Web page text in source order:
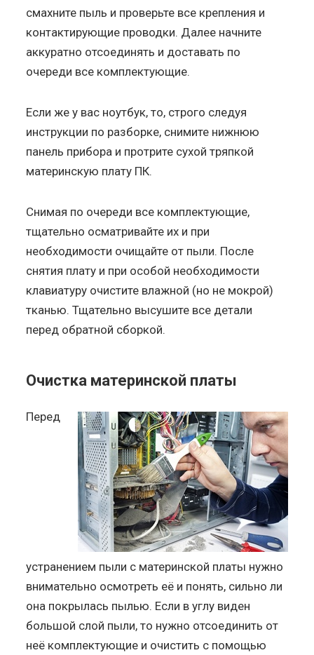
смахните пыль и проверьте все крепления и
контактирующие проводки. Далее начните
аккуратно отсоединять и доставать по
очереди все комплектующие.
Если же у вас ноутбук, то, строго следуя
инструкции по разборке, снимите нижнюю
панель прибора и протрите сухой тряпкой
материнскую плату ПК.
Снимая по очереди все комплектующие,
тщательно осматривайте их и при
необходимости очищайте от пыли. После
снятия плату и при особой необходимости
клавиатуру очистите влажной (но не мокрой)
тканью. Тщательно высушите все детали
перед обратной сборкой.
Очистка материнской платы
Перед
устранением пыли с материнской платы нужно
внимательно осмотреть её и понять, сильно ли
она покрылась пылью. Если в углу виден
большой слой пыли, то нужно отсоединить от
неё комплектующие и очистить с помощью